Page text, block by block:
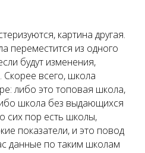
картина другая.
переместится из одного
будут изменения,
всего, школа
либо это топовая школа,
школа без выдающихся
сих пор есть школы,
показатели, и это повод
данные по таким школам